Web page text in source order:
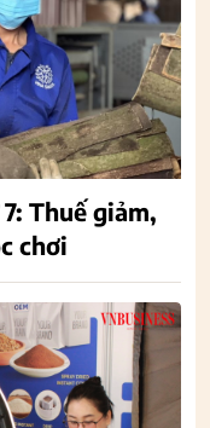
Thuế giảm,
chơi